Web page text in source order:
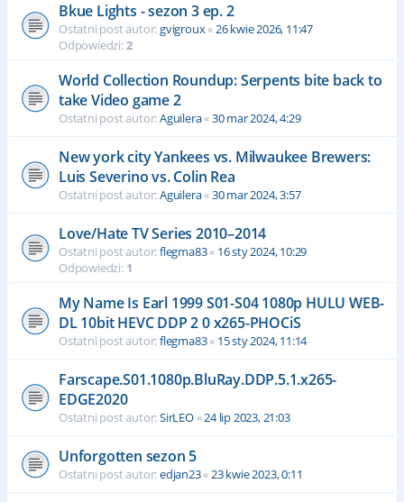
Bkue Lights - sezon 3 ep. 2
Ostatni post autor:gvigroux«26 kwie 2026, 11:47
Odpowiedzi:2
World Collection Roundup: Serpents bite back to
take Video game 2
Ostatni post autor:Aguilera«30 mar 2024, 4:29
New york city Yankees vs. Milwaukee Brewers:
Luis Severino vs. Colin Rea
Ostatni post autor:Aguilera«30 mar 2024, 3:57
Love/Hate TV Series 2010–2014
Ostatni post autor:flegma83« 16 sty 2024, 10:29
Odpowiedzi: 1
My Name Is Earl 1999 S01-S04 1080p HULU WEB-
DL 10bit HEVC DDP 2 0 x265-PHOCiS
Ostatni post autor:flegma83« 15 sty 2024, 11:14
Farscape.S01.1080p.BluRay.DDP.5.1.x265-
EDGE2020
Ostatni post autor:SirLEO«24 lip 2023, 21:03
Unforgotten sezon 5
Ostatni post autor:edjan23«23 kwie 2023, 0:11